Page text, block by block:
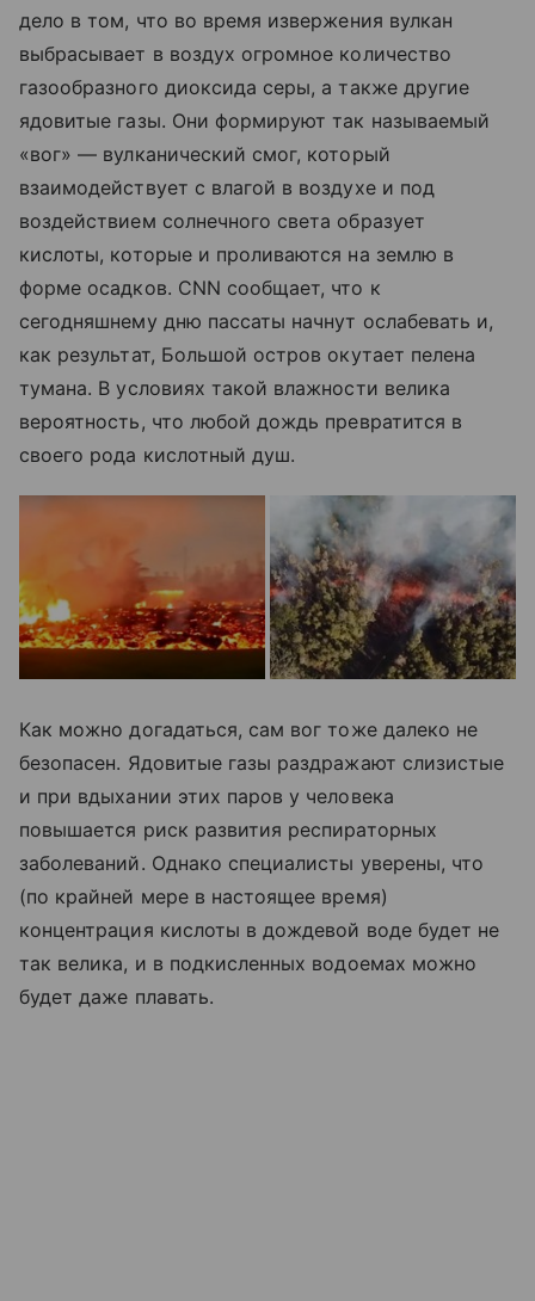
дело в том, что во время извержения вулкан
выбрасывает в воздух огромное количество
газообразного диоксида серы, а также другие
ядовитые газы. Они формируют так называемый
«вог» — вулканический смог, который
взаимодействует с влагой в воздухе и под
воздействием солнечного света образует
кислоты, которые и проливаются на землю в
форме осадков. CNN сообщает, что к
сегодняшнему дню пассаты начнут ослабевать и,
как результат, Большой остров окутает пелена
тумана. В условиях такой влажности велика
вероятность, что любой дождь превратится в
своего рода кислотный душ.
Как можно догадаться, сам вог тоже далеко не
безопасен. Ядовитые газы раздражают слизистые
и при вдыхании этих паров у человека
повышается риск развития респираторных
заболеваний. Однако специалисты уверены, что
(по крайней мере в настоящее время)
концентрация кислоты в дождевой воде будет не
так велика, и в подкисленных водоемах можно
будет даже плавать.